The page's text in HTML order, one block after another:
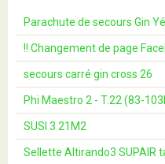
Parachute de secours Gin
!! Changement de page
secours carré gin cross 26
Phi Maestro 2 - T.22 (83-
SUSI 3 21M2
Sellette Altirando3 SUPAIR